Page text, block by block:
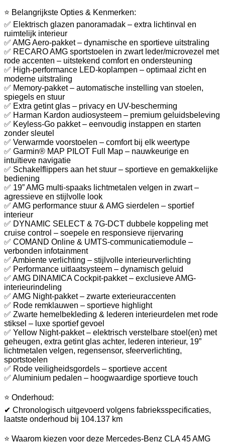
⭐ Belangrijkste Opties & Kenmerken:
✅ Elektrisch glazen panoramadak – extra lichtinval en
ruimtelijk interieur
✅ AMG Aero-pakket – dynamische en sportieve uitstraling
✅ RECARO AMG sportstoelen in zwart leder/microvezel met
rode accenten – uitstekend comfort en ondersteuning
✅ High-performance LED-koplampen – optimaal zicht en
moderne uitstraling
✅ Memory-pakket – automatische instelling van stoelen,
spiegels en stuur
✅ Extra getint glas – privacy en UV-bescherming
✅ Harman Kardon audiosysteem – premium geluidsbeleving
✅ Keyless-Go pakket – eenvoudig instappen en starten
zonder sleutel
✅ Verwarmde voorstoelen – comfort bij elk weertype
✅ Garmin® MAP PILOT Full Map – nauwkeurige en
intuïtieve navigatie
✅ Schakelflippers aan het stuur – sportieve en gemakkelijke
bediening
✅ 19” AMG multi-spaaks lichtmetalen velgen in zwart –
agressieve en stijlvolle look
✅ AMG performance stuur & AMG sierdelen – sportief
interieur
✅ DYNAMIC SELECT & 7G-DCT dubbele koppeling met
cruise control – soepele en responsieve rijervaring
✅ COMAND Online & UMTS-communicatiemodule –
verbonden infotainment
✅ Ambiente verlichting – stijlvolle interieurverlichting
✅ Performance uitlaatsysteem – dynamisch geluid
✅ AMG DINAMICA Cockpit-pakket – exclusieve AMG-
interieurindeling
✅ AMG Night-pakket – zwarte exterieuraccenten
✅ Rode remklauwen – sportieve highlight
✅ Zwarte hemelbekleding & lederen interieurdelen met rode
stiksel – luxe sportief gevoel
✅ Yellow Night-pakket – elektrisch verstelbare stoel(en) met
geheugen, extra getint glas achter, lederen interieur, 19”
lichtmetalen velgen, regensensor, sfeerverlichting,
sportstoelen
✅ Rode veiligheidsgordels – sportieve accent
✅ Aluminium pedalen – hoogwaardige sportieve touch
⭐ Onderhoud:
✔ Chronologisch uitgevoerd volgens fabrieksspecificaties,
laatste onderhoud bij 104.137 km
⭐ Waarom kiezen voor deze Mercedes-Benz CLA 45 AMG